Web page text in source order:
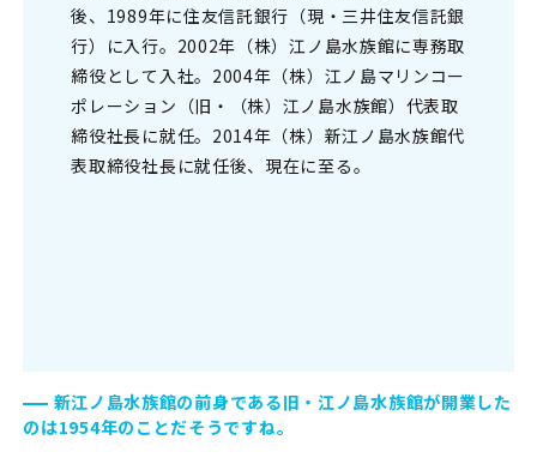
後、1989年に住友信託銀行（現・三井住友信託銀
行）に入行。2002年（株）江ノ島水族館に専務取
締役として入社。2004年（株）江ノ島マリンコー
ポレーション（旧・（株）江ノ島水族館）代表取
締役社長に就任。2014年（株）新江ノ島水族館代
表取締役社長に就任後、現在に至る。
新江ノ島水族館の前身である旧・江ノ島水族館が開業した
のは1954年のことだそうですね。